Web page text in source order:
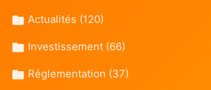
Actualités (120)
Investissement (66)
Réglementation (37)